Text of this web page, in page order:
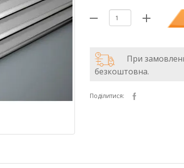
При
безкоштовна.
Поділитися: